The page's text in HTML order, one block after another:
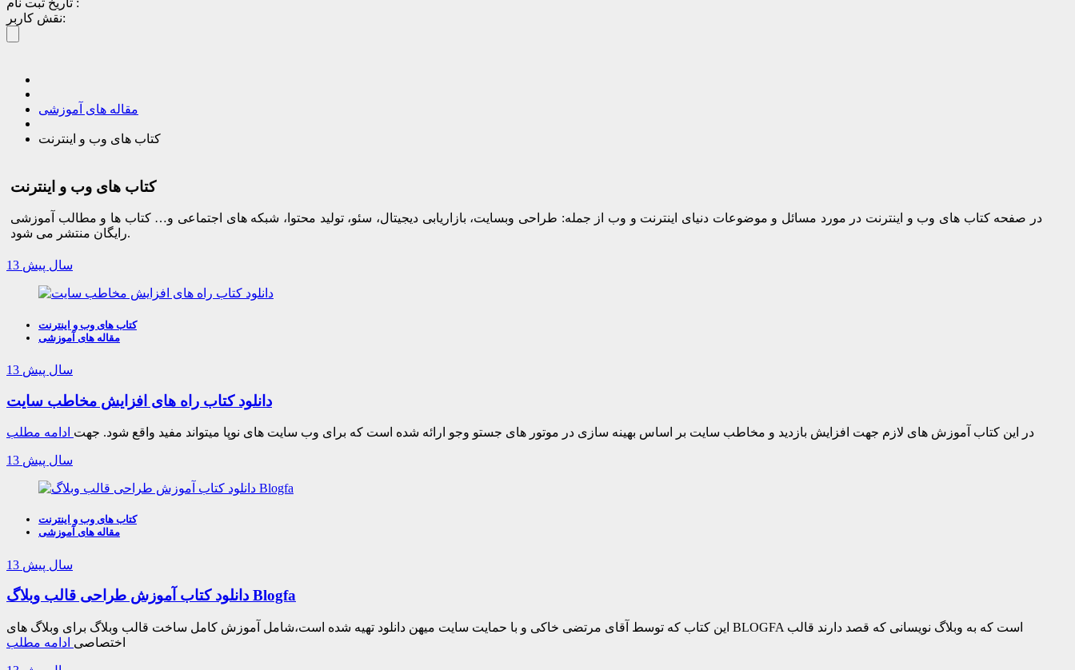
تاریخ ثبت نام :
نقش کاربر:
مقاله های آموزشی
کتاب های وب و اینترنت
کتاب های وب و اینترنت
در صفحه کتاب های وب و اینترنت در مورد مسائل و موضوعات دنیای اینترنت و وب از جمله: طراحی وبسایت، بازاریابی دیجیتال، سئو، تولید محتوا، شبکه های اجتماعی و… کتاب ها و مطالب آموزشی
رایگان منتشر می شود.
13 سال پیش
کتاب های وب و اینترنت
مقاله های آموزشی
13 سال پیش
دانلود کتاب راه های افزایش مخاطب سایت
در این کتاب آموزش های لازم جهت افزایش بازدید و مخاطب سایت بر اساس بهینه سازی در موتور های جستو وجو ارائه شده است که برای وب سایت های نوپا میتواند مفید واقع شود. جهت ادامه مطلب
13 سال پیش
کتاب های وب و اینترنت
مقاله های آموزشی
13 سال پیش
دانلود کتاب آموزش طراحی قالب وبلاگ Blogfa
این کتاب که توسط آقای مرتضی خاکی و با حمایت سایت میهن دانلود تهیه شده است،شامل آموزش کامل ساخت قالب وبلاگ برای وبلاگ های BLOGFA است که به وبلاگ نویسانی که قصد دارند قالب
اختصاصی ادامه مطلب